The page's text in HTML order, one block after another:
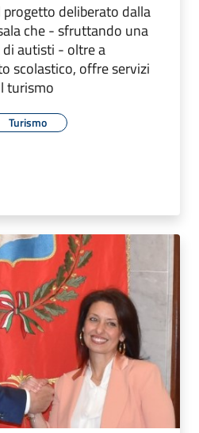
progetto deliberato dalla
che - sfruttando una
autisti - oltre a
scolastico, offre servizi
turismo
Turismo